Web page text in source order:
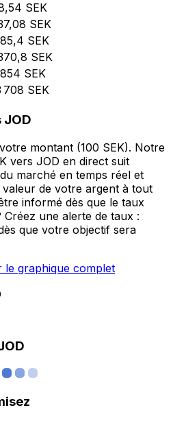
SEK
SEK
SEK
SEK
SEK
708 SEK
JOD
montant (100 SEK). Notre
vers JOD en direct suit
marché en temps réel et
de votre argent à tout
informé dès que le taux
une alerte de taux :
que votre objectif sera
le graphique complet